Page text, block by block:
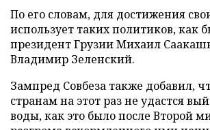
По его словам, для достижения
использует таких политиков, как
президент Грузии Михаил
Владимир Зеленский.
Зампред Совбеза также добавил,
странам на этот раз не удастся
воды, как это было после Второй